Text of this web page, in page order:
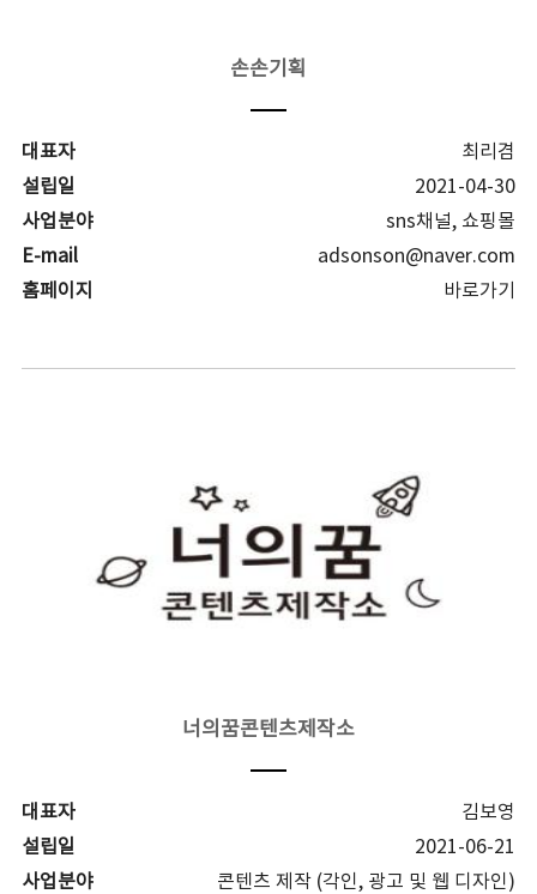
손손기획
대표자
최리겸
설립일
2021-04-30
사업분야
sns채널, 쇼핑몰
E-mail
adsonson@naver.com
홈페이지
바로가기
너의꿈콘텐츠제작소
대표자
김보영
설립일
2021-06-21
사업분야
콘텐츠 제작 (각인, 광고 및 웹 디자인)